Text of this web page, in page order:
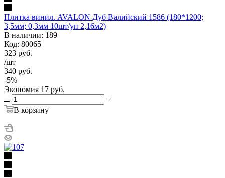
Плитка винил. AVALON Дуб Валийский 1586 (180*1200;
3,5мм; 0,3мм 10шт/уп 2,16м2)
В наличии: 189
Код: 80065
323 руб.
/шт
340 руб.
-5%
Экономия 17 руб.
В корзину